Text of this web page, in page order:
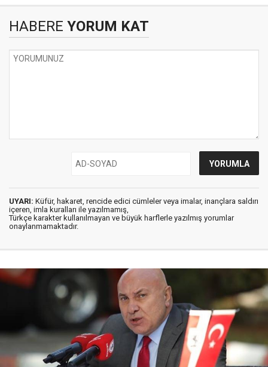
HABERE YORUM KAT
UYARI: Küfür, hakaret, rencide edici cümleler veya imalar, inançlara saldırı
içeren, imla kuralları ile yazılmamış,
Türkçe karakter kullanılmayan ve büyük harflerle yazılmış yorumlar
onaylanmamaktadır.